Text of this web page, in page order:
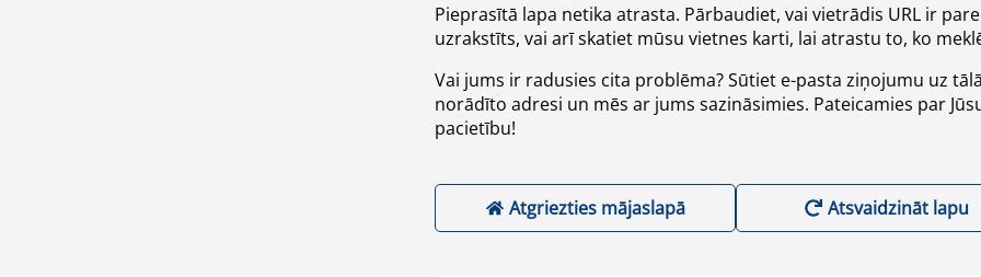
Pieprasītā lapa netika atrasta. Pārbaudiet, vai vietrādis URL ir
uzrakstīts, vai arī skatiet mūsu vietnes karti, lai atrastu to, ko
Vai jums ir radusies cita problēma? Sūtiet e-pasta ziņojumu uz
norādīto adresi un mēs ar jums sazināsimies. Pateicamies par
pacietību!
Atgriezties mājaslapā Atsvaidzināt lapu